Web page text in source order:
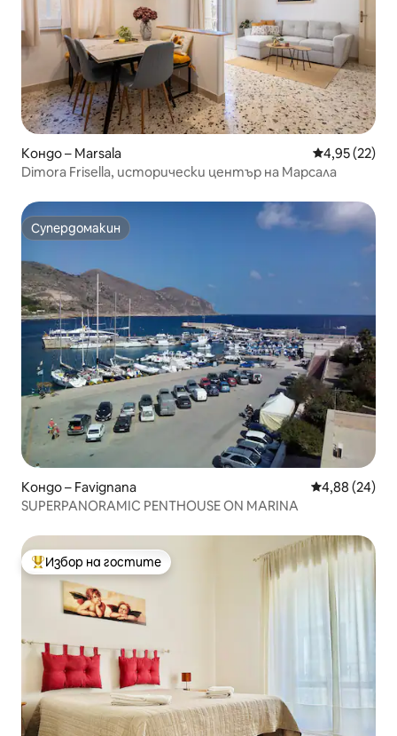
Кондо – Marsala Средна
4,95 (22)
Dimora Frisella, исторически център на Марсала
Супердомакин
Супердомакин
Кондо – Favignana Средна
4,88 (24)
SUPERPANORAMIC PENTHOUSE ON MARINA
Най-популярен избор на гостите
Избор на гостите